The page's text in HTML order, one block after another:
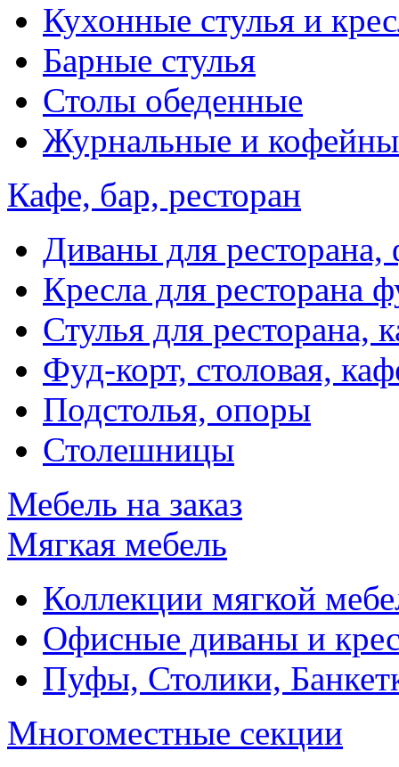
Кухонные стулья и
Барные стулья
Столы обеденные
Журнальные и
Кафе, бар, ресторан
Диваны для ресторана,
Кресла для ресторана
Стулья для ресторана,
Фуд-корт, столовая,
Подстолья, опоры
Столешницы
Мебель на заказ
Мягкая мебель
Коллекции мягкой
Офисные диваны и
Пуфы, Столики,
Многоместные секции